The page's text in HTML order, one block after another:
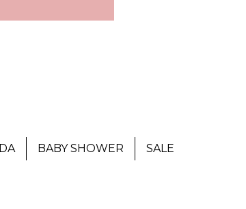
BABY SHOWER SALE